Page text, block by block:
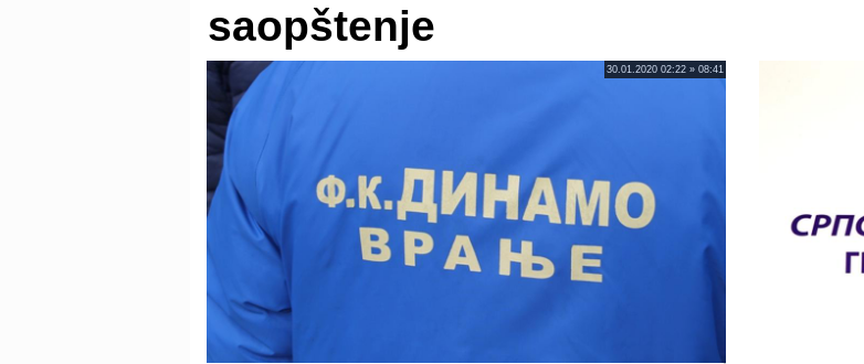
saopštenje
30.01.2020 02:22 » 08:41